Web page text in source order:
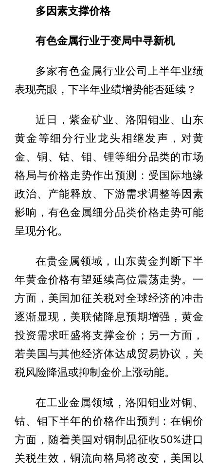
多因素支撑价格
有色金属行业于变局中寻新机
多家有色金属行业公司上半年业绩
表现亮眼，下半年业绩增势能否延续？
近日，紫金矿业、洛阳钼业、山东
黄金等细分行业龙头相继发声，对黄
金、铜、钴、钼、锂等细分品类的市场
格局与价格走势作出预测：受国际地缘
政治、产能释放、下游需求调整等因素
影响，有色金属细分品类价格走势可能
呈现分化。
在贵金属领域，山东黄金判断下半
年黄金价格有望延续高位震荡走势。一
方面，美国加征关税对全球经济的冲击
逐渐显现，美联储降息预期增强，黄金
投资需求旺盛将支撑金价；另一方面，
若美国与其他经济体达成贸易协议，关
税风险降温或抑制金价上涨动能。
在工业金属领域，洛阳钼业对铜、
钴、钼下半年的价格作出预判：在铜价
方面，随着美国对铜制品征收50%进口
关税生效，铜流向格局将改变，美国以